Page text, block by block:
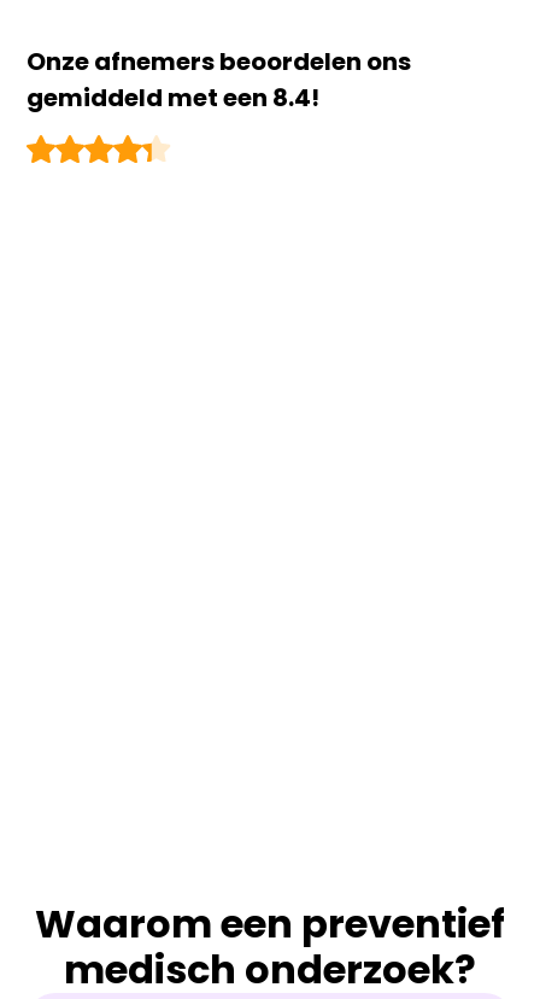
Onze afnemers beoordelen ons
gemiddeld met een 8.4!
Waarom een preventief
medisch onderzoek?